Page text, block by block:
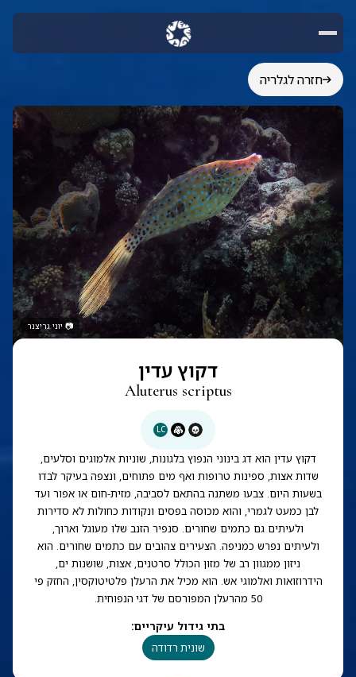
חזרה לגלריה
📷 יוני גריצנר
דקוץ עדין
Aluterus scriptus
LC
דקוץ עדין הוא דג בינוני הנפוץ בלגונות, שוניות אלמוגים וסלעים,
שדות אצות, ספינות טרופות ואף מים פתוחים, ונצפה בעיקר לבדו
בשעות היום. צבעו משתנה בהתאם לסביבה, מזית-חום או אפור ועד
לבן כמעט לגמרי, והוא מכוסה בפסים ונקודות כחולות לא סדירות
ולעיתים גם כתמים שחורים. סנפיר הזנב שלו מעוגל וארוך,
ולעיתים נפרש כמניפה. הצעירים צהובים עם כתמים שחורים. הוא
ניזון ממגוון רב של מזון הכולל סרטנים, אצות, שושנות ים,
הידרוזואות ואלמוגי אש. הוא מכיל את הרעלן פלטיטוקסין, החזק פי
50 מהרעלן המפורסם של דגי הנפוחית.
בתי גידול עיקריים:
שונית רדודה